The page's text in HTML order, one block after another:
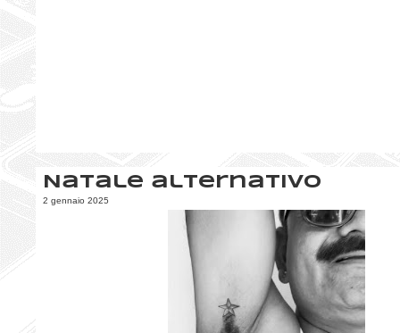
Natale alternativo
2 gennaio 2025